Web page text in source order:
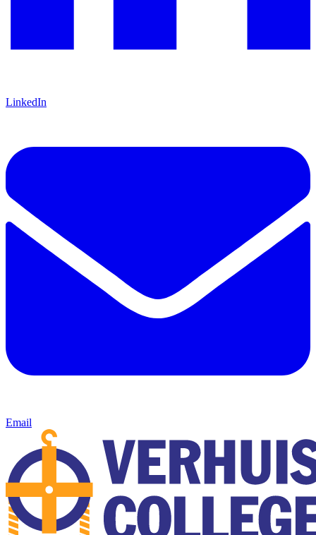
LinkedIn
Email